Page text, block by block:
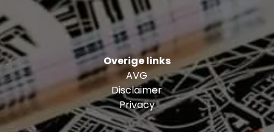
Overige links
AVG
Disclaimer
Privacy